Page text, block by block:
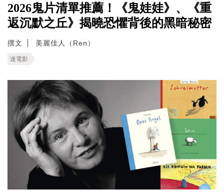
2026鬼片清單推薦！《鬼娃娃》、《重
返沉默之丘》揭曉恐懼背後的黑暗秘密
撰文 美麗佳人（Ren）
迷電影